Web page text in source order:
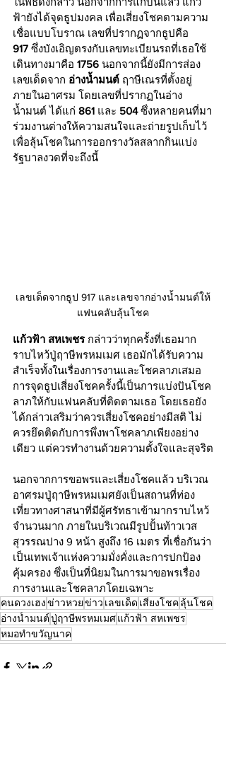
ฟ้ายังได้จุดธูปมงคล เพื่อเสี่ยงโชคตามความ
เชื่อแบบโบราณ เลขที่ปรากฏจากธูปคือ
917 ซึ่งบังเอิญตรงกับเลขทะเบียนรถที่เธอใช้
เดินทางมาคือ 1756 นอกจากนี้ยังมีการส่อง
เลขเด็ดจาก อ่างน้ำมนต์ ฤาษีเณรที่ตั้งอยู่
ภายในอาศรม โดยเลขที่ปรากฏในอ่าง
น้ำมนต์ ได้แก่ 861 และ 504 ซึ่งหลายคนที่มา
ร่วมงานต่างให้ความสนใจและถ่ายรูปเก็บไว้
เพื่อลุ้นโชคในการออกรางวัลสลากกินแบ่ง
รัฐบาลงวดที่จะถึงนี้
เลขเด็ดจากธูป 917 และเลขจากอ่างน้ำมนต์ให้
แฟนคลับลุ้นโชค
แก้วฟ้า สหเพชร กล่าวว่าทุกครั้งที่เธอมาก
ราบไหว้ปู่ฤาษีพรหมเมศ เธอมักได้รับความ
สำเร็จทั้งในเรื่องการงานและโชคลาภเสมอ
การจุดธูปเสี่ยงโชคครั้งนี้เป็นการแบ่งปันโชค
ลาภให้กับแฟนคลับที่ติดตามเธอ โดยเธอยัง
ได้กล่าวเสริมว่าควรเสี่ยงโชคอย่างมีสติ ไม่
ควรยึดติดกับการพึ่งพาโชคลาภเพียงอย่าง
เดียว แต่ควรทำงานด้วยความตั้งใจและสุจริต
นอกจากการขอพรและเสี่ยงโชคแล้ว บริเวณ
อาศรมปู่ฤาษีพรหมเมศยังเป็นสถานที่ท่อง
เที่ยวทางศาสนาที่มีผู้ศรัทธาเข้ามากราบไหว้
จำนวนมาก ภายในบริเวณมีรูปปั้นท้าวเวส
สุวรรณปาง 9 หน้า สูงถึง 16 เมตร ที่เชื่อกันว่า
เป็นเทพเจ้าแห่งความมั่งคั่งและการปกป้อง
คุ้มครอง ซึ่งเป็นที่นิยมในการมาขอพรเรื่อง
การงานและโชคลาภโดยเฉพาะ​
คนดวงเฮงข่าวหวยข่าว เลขเด็ด เสี่ยงโชคลุ้นโชค
อ่างน้ำมนต์ปู่ฤาษีพรหมเมศแก้วฟ้า สหเพชร
หมอทำขวัญนาค